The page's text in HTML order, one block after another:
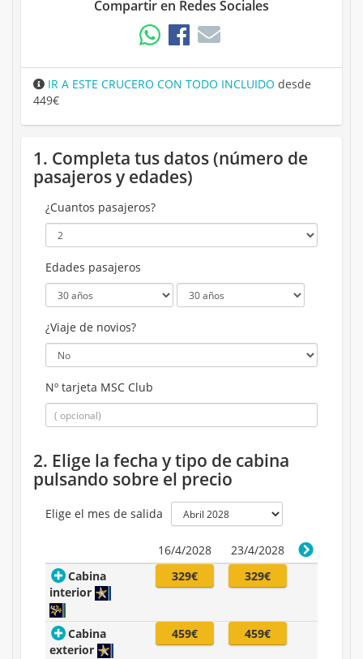
Compartir en Redes Sociales
IR A ESTE CRUCERO CON TODO INCLUIDO desde
449€
1. Completa tus datos (número de
pasajeros y edades)
¿Cuantos pasajeros?
Edades pasajeros
¿Viaje de novios?
Nº tarjeta MSC Club
2. Elige la fecha y tipo de cabina
pulsando sobre el precio
Elige el mes de salida
16/4/2028
23/4/2028
Cabina
interior
329€ 329€
Cabina
exterior
459€ 459€